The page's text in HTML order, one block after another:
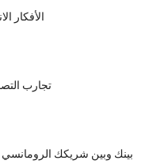
الأفكار
تجارب
كيف يحصل ADHD بينك وبين شريكك الرومانسي